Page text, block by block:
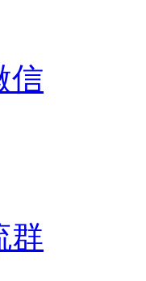
信
群